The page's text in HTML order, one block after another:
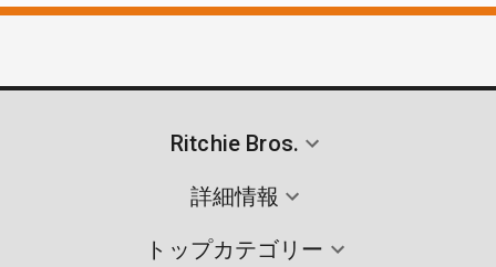
Ritchie Bros.
詳細情報
トップカテゴリー